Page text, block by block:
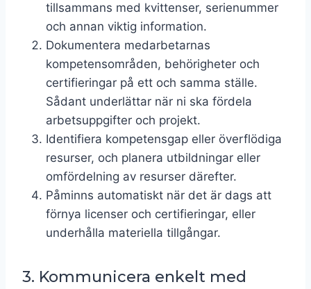
tillsammans med kvittenser, serienummer
och annan viktig information.
Dokumentera medarbetarnas
kompetensområden, behörigheter och
certifieringar på ett och samma ställe.
Sådant underlättar när ni ska fördela
arbetsuppgifter och projekt.
Identifiera kompetensgap eller överflödiga
resurser, och planera utbildningar eller
omfördelning av resurser därefter.
Påminns automatiskt när det är dags att
förnya licenser och certifieringar, eller
underhålla materiella tillgångar.
3. Kommunicera enkelt med